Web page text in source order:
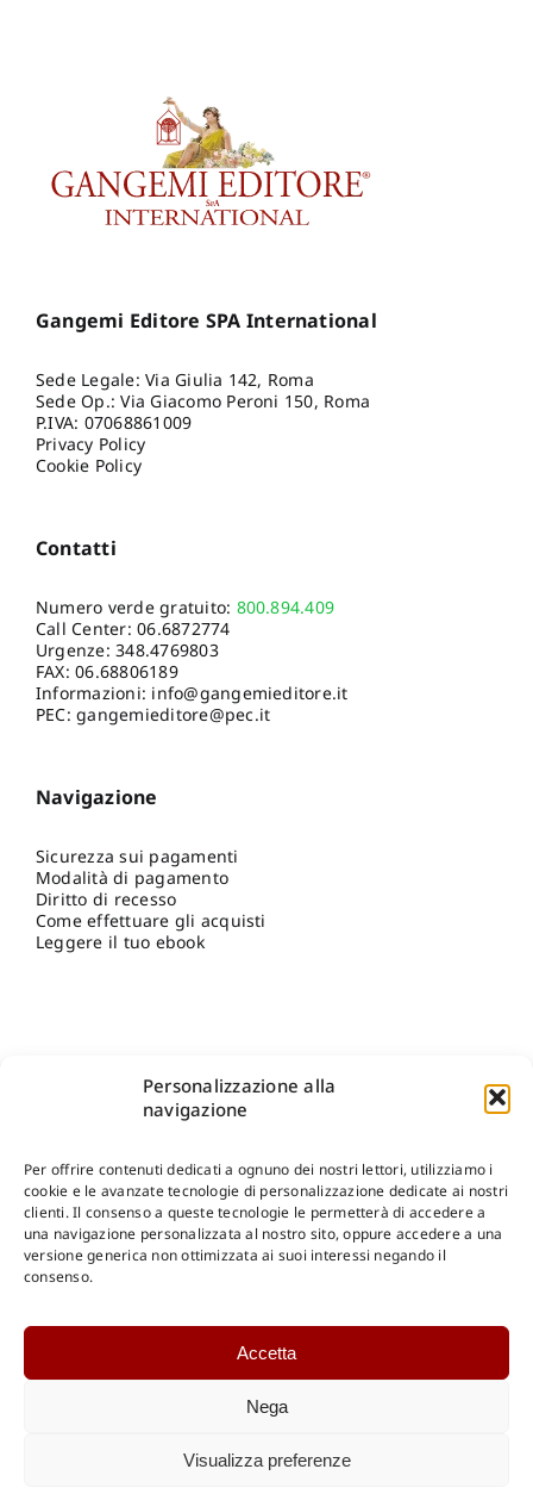
Personalizzazione alla
navigazione
Per offrire contenuti dedicati a ognuno dei nostri lettori, utilizziamo i
cookie e le avanzate tecnologie di personalizzazione dedicate ai nostri
clienti. Il consenso a queste tecnologie le permetterà di accedere a
una navigazione personalizzata al nostro sito, oppure accedere a una
versione generica non ottimizzata ai suoi interessi negando il
consenso.
Accetta
Nega
Visualizza preferenze
Gangemi Editore SPA International
Sede Legale: Via Giulia 142, Roma
Sede Op.: Via Giacomo Peroni 150, Roma
P.IVA: 07068861009
Privacy Policy
Cookie Policy
Contatti
Numero verde gratuito: 800.894.409
Call Center:06.6872774
Urgenze:348.4769803
FAX: 06.68806189
Informazioni: info@gangemieditore.it
PEC: gangemieditore@pec.it
Navigazione
Sicurezza sui pagamenti
Modalità di pagamento
Diritto di recesso
Come effettuare gli acquisti
Leggere il tuo ebook
Shop Gangemi Editore-Pagamenti Sicuri e anche Rateali
Catalogo Online
Catalogo Internazionale
DOWNLOAD
Catalogo Internazionale